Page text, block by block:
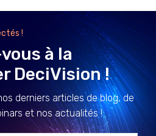
!
à la
DeciVision !
derniers articles de blog, de
et nos actualités !